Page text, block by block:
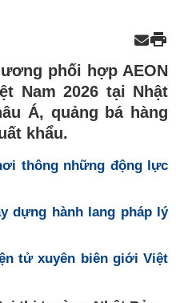
phối hợp AEON
Nam 2026 tại Nhật
Á, quảng bá hàng
khẩu.
thông những động lực
dựng hành lang pháp lý
tử xuyên biên giới Việt